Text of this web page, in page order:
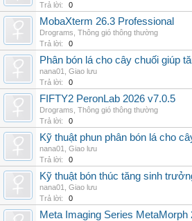
Trả lời:
0
MobaXterm 26.3 Professional
Drograms Thông gió thông thường
Trả lời:
0
Phân bón lá cho cây chuối giúp
nana01
Giao lưu
Trả lời:
0
FIFTY2 PeronLab 2026 v7.0.5
Drograms Thông gió thông thường
Trả lời:
0
Kỹ thuật phun phân bón lá cho
nana01
Giao lưu
Trả lời:
0
Kỹ thuật bón thúc tăng sinh
nana01
Giao lưu
Trả lời:
0
Meta Imaging Series MetaMorph